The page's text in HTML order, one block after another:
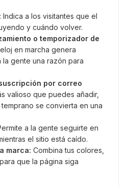
Indica a los visitantes que el
y cuándo volver.
o temporizador de
en marcha genera
gente una razón para
por correo
valioso que puedes añadir,
se convierta en una
a la gente seguirte en
el sitio está caído.
marca: Combina tus colores,
que la página siga